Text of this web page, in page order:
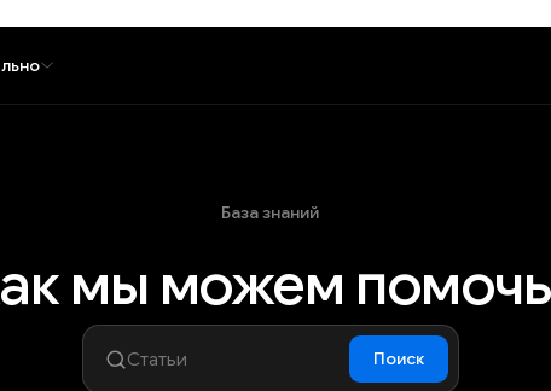
База знаний
мы можем
Поиск